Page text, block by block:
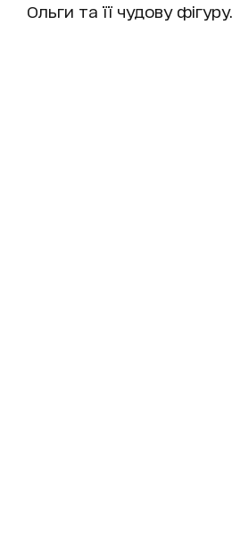
Ольги та її чудову фігуру.